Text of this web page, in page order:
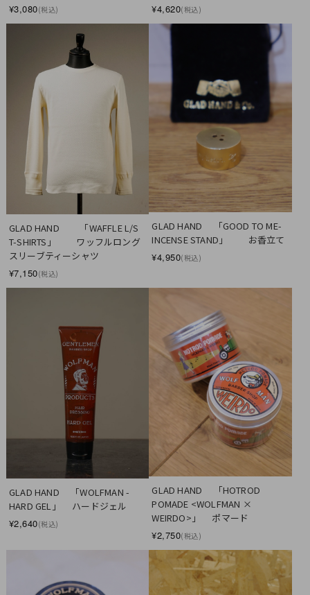
¥3,080(税込)
¥4,620(税込)
GLAD HAND　　 「WAFFLE L/S
T-SHIRTS」 　　ワッフルロング
スリーブティーシャツ
¥7,150(税込)
GLAD HAND　 「GOOD TO ME-
INCENSE STAND」 　　お香立て
¥4,950(税込)
GLAD HAND　 「WOLFMAN -
HARD GEL」 　ハードジェル
¥2,640(税込)
GLAD HAND　 「HOTROD
POMADE <WOLFMAN ×
WEIRDO>」 　ポマード
¥2,750(税込)